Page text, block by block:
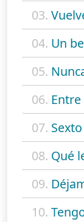
03.
04. Un
05.
06.
07.
08. Qué
09.
10.